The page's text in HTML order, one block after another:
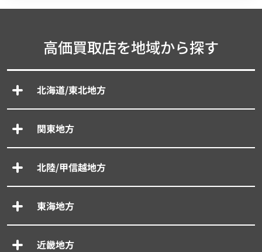
高価買取店を地域から探す
北海道/東北地方
関東地方
北陸/甲信越地方
東海地方
近畿地方